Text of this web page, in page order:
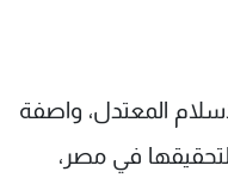
المعتدل، واصفة
لتحقيقها في مصر،